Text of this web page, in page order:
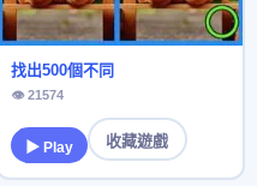
找出500個不同
👁 21574
▶ Play 收藏遊戲